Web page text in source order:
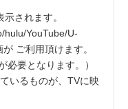
されます。
hulu/YouTube/U-
ご利用頂けます。
必要となります。）
いるものが、TVに映